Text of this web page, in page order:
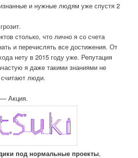
и нужные людям уже спустя 2
столько, что лично я со счета
и перечислять все достижения. От
нету в 2015 году уже. Репутация
я даже такими знаниями не
люди.
— Акция.
под нормальные проекты,